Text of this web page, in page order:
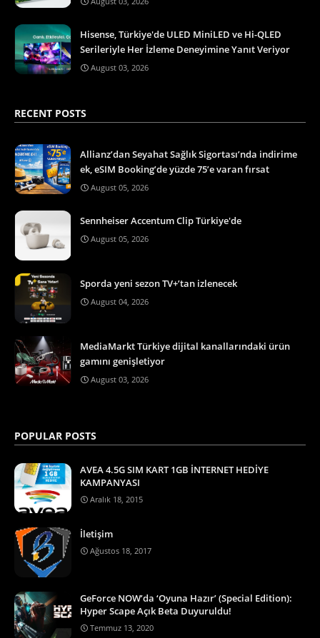
Hisense, Türkiye'de ULED MiniLED ve Hi-QLED
Serileriyle Her İzleme Deneyimine Yanıt Veriyor
August 03, 2026
RECENT POSTS
Allianz’dan Seyahat Sağlık Sigortası’nda indirime
ek, eSIM Booking’de yüzde 75’e varan fırsat
August 05, 2026
Sennheiser Accentum Clip Türkiye'de
August 05, 2026
Sporda yeni sezon TV+’tan izlenecek
August 04, 2026
MediaMarkt Türkiye dijital kanallarındaki ürün
gamını genişletiyor
August 03, 2026
POPULAR POSTS
AVEA 4.5G SIM KART 1GB İNTERNET HEDİYE
KAMPANYASI
Aralık 18, 2015
İletişim
Ağustos 18, 2017
GeForce NOW’da ‘Oyuna Hazır’ (Special Edition):
Hyper Scape Açık Beta Duyuruldu!
Temmuz 13, 2020